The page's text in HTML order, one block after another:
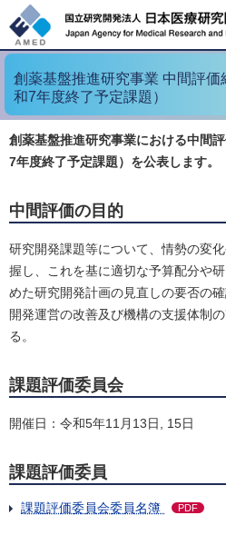
創薬基盤推進研究事業 中間評
和7年度終了予定課題）
創薬基盤推進研究事業における中間
7年度終了予定課題）を公表します。
中間評価の目的
研究開発課題等について、情勢の変
握し、これを基に適切な予算配分や
めた研究開発計画の見直しの要否の
開発運営の改善及び機構の支援体制
る。
課題評価委員会
開催日：令和5年11月13日, 15日
課題評価委員
課題評価委員会委員名簿 PDF